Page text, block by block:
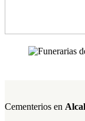
Cementerios en